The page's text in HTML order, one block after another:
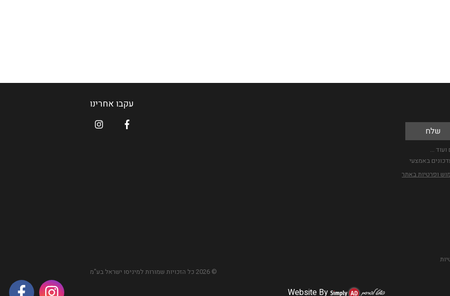
...
באמצעי
ופרטיות באתר
עקבו אחרינו
© 2026 כל הזכויות שמורות ל מיניסו ישראל בע"מ
Website By אינסטגראם
פייסבוק